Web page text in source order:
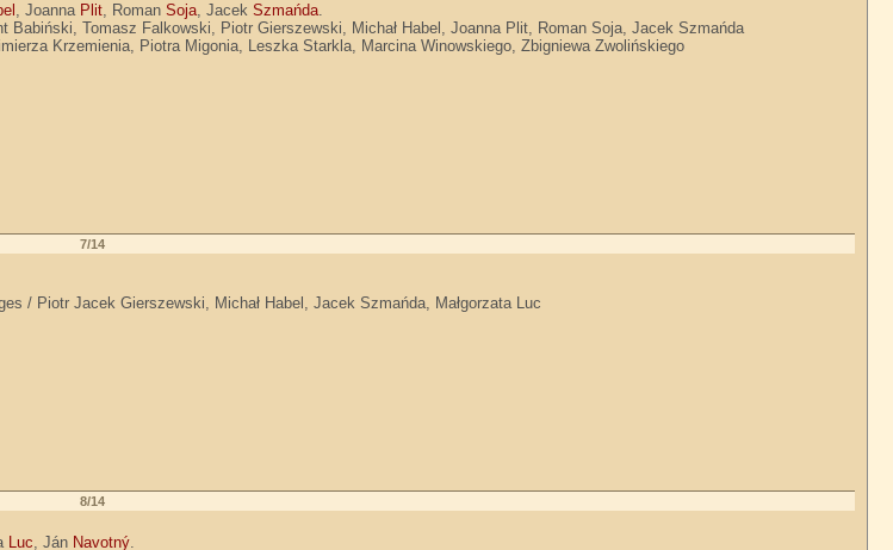
, Joanna Plit, RomanSoja, JacekSzmańda.
Tomasz Falkowski, Piotr Gierszewski, Michał Habel, Joanna Plit, Roman Soja, Jacek Szmańda
Krzemienia, Piotra Migonia, Leszka Starkla, Marcina Winowskiego, Zbigniewa Zwolińskiego
7/14
/ Piotr Jacek Gierszewski, Michał Habel, Jacek Szmańda, Małgorzata Luc
8/14
Luc, Ján Navotný.